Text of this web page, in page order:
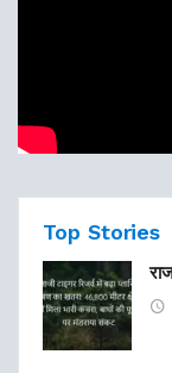
Top Stories